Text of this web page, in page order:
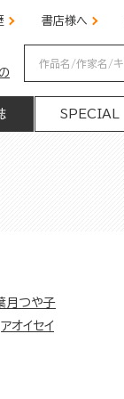
書店様へ
SPECIAL
月つや子
アオイセイ